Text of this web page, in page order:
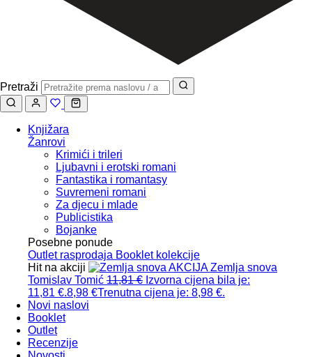
Pretraži
Knjižara
Žanrovi
Krimići i trileri
Ljubavni i erotski romani
Fantastika i romantasy
Suvremeni romani
Za djecu i mlade
Publicistika
Bojanke
Posebne ponude
Outlet rasprodaja Booklet kolekcije
Hit na akciji
AKCIJA Zemlja snova
Tomislav Tomić 11,81€ Izvorna cijena bila je:
11,81 €.8,98 €Trenutna cijena je: 8,98 €.
Novi naslovi
Booklet
Outlet
Recenzije